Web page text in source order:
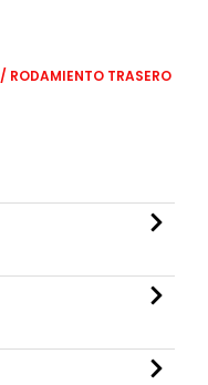
/ RODAMIENTO TRASERO